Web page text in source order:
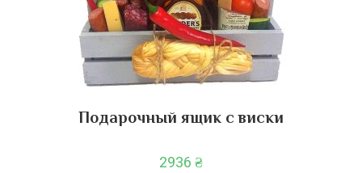
Подарочный ящик с виски
2936 ₴